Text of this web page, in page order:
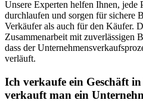
Unsere Experten helfen Ihnen, jede
durchlaufen und sorgen für sichere
Verkäufer als auch für den Käufer.
Zusammenarbeit mit zuverlässigen
dass der
verläuft.
Ich verkaufe ein Geschäft
verkauft man ein